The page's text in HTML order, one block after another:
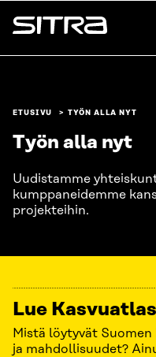
Siirry
suoraan
Sitra
ETUSIVU TYÖN ALLA NYT
Työn alla nyt
Uudistamme
kumppaneidemme
projekteihin.
Lue
Mistä löytyvät
ja mahdollisuudet?